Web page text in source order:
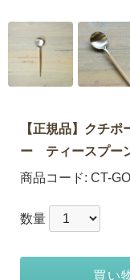
【正規品】クチ
ー ティースプ
商品コード: CT-
数量
買い